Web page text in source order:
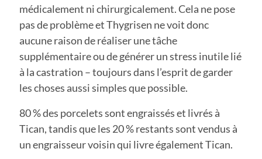
médicalement ni chirurgicalement. Cela ne pose
pas de problème et Thygrisen ne voit donc
aucune raison de réaliser une tâche
supplémentaire ou de générer un stress inutile lié
à la castration – toujours dans l’esprit de garder
les choses aussi simples que possible.
80 % des porcelets sont engraissés et livrés à
Tican, tandis que les 20 % restants sont vendus à
un engraisseur voisin qui livre également Tican.